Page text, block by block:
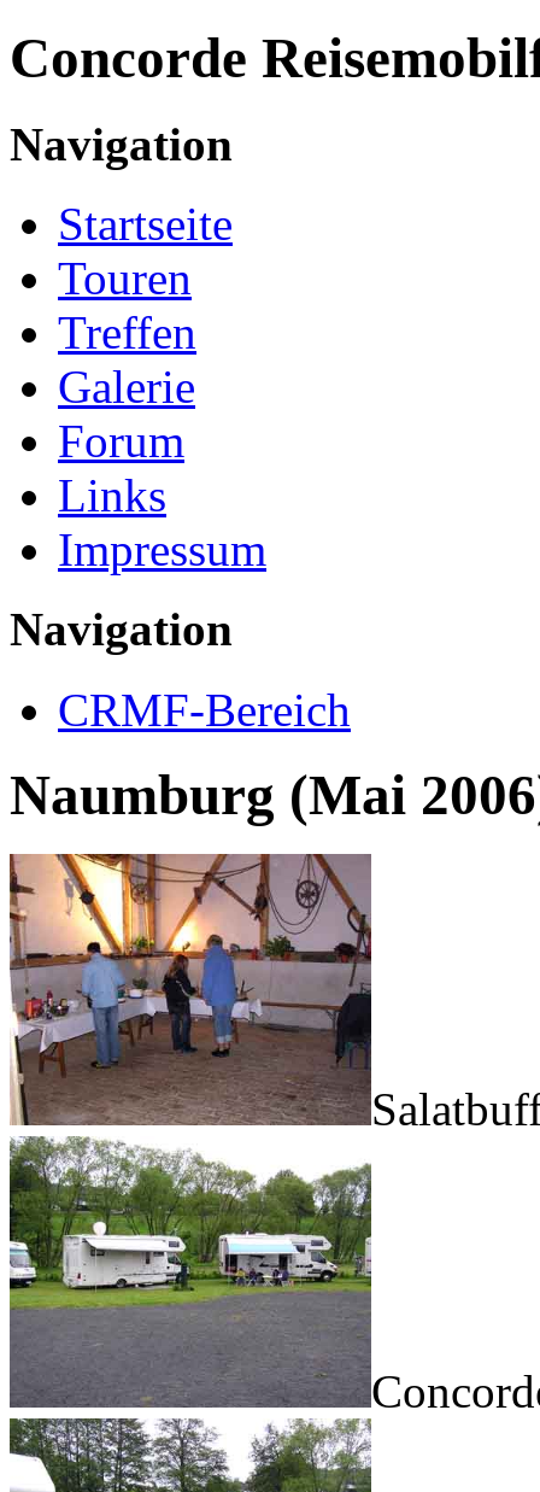
Concorde
Navigation
Startseite
Touren
Treffen
Galerie
Forum
Links
Impressum
Navigation
CRMF-Bereich
Naumburg (Mai